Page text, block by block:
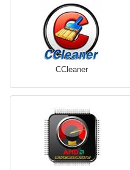
CCleaner